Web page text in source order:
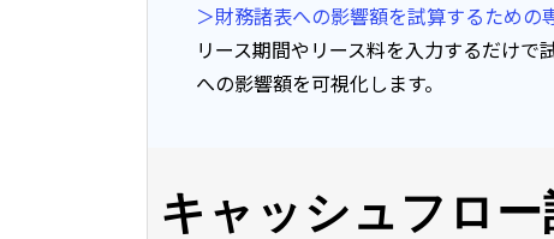
＞財務諸表への影響額を試算するための
リース期間やリース料を入力するだけ
への影響額を可視化します。
キャッシュフロ